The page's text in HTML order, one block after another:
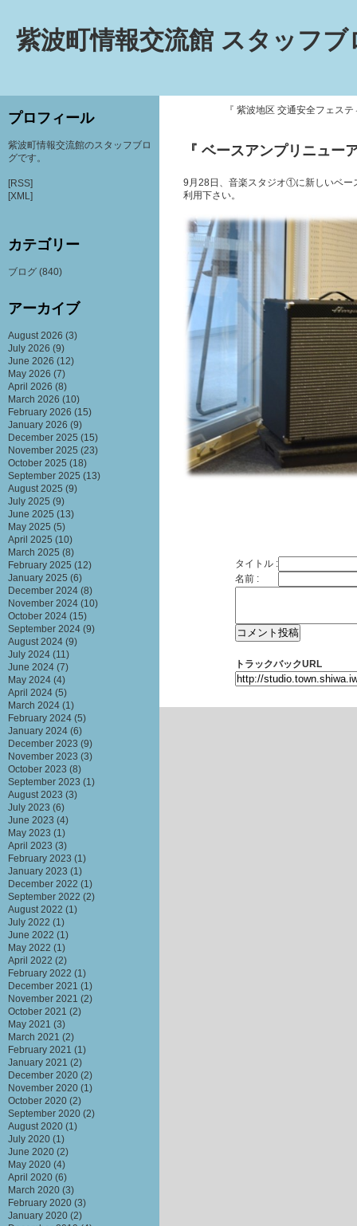
紫波町情報交流館 スタッフブ
『 紫波地区 交通安全フェス
『 ベースアンプリニュー
9月28日、音楽スタジオ①に新しいベ
利用下さい。
タイトル :
名前 :
トラックバックURL
プロフィール
紫波町情報交流館のスタッフブロ
グです。
[RSS]
[XML]
カテゴリー
ブログ (840)
アーカイブ
August 2026 (3)
July 2026 (9)
June 2026 (12)
May 2026 (7)
April 2026 (8)
March 2026 (10)
February 2026 (15)
January 2026 (9)
December 2025 (15)
November 2025 (23)
October 2025 (18)
September 2025 (13)
August 2025 (9)
July 2025 (9)
June 2025 (13)
May 2025 (5)
April 2025 (10)
March 2025 (8)
February 2025 (12)
January 2025 (6)
December 2024 (8)
November 2024 (10)
October 2024 (15)
September 2024 (9)
August 2024 (9)
July 2024 (11)
June 2024 (7)
May 2024 (4)
April 2024 (5)
March 2024 (1)
February 2024 (5)
January 2024 (6)
December 2023 (9)
November 2023 (3)
October 2023 (8)
September 2023 (1)
August 2023 (3)
July 2023 (6)
June 2023 (4)
May 2023 (1)
April 2023 (3)
February 2023 (1)
January 2023 (1)
December 2022 (1)
September 2022 (2)
August 2022 (1)
July 2022 (1)
June 2022 (1)
May 2022 (1)
April 2022 (2)
February 2022 (1)
December 2021 (1)
November 2021 (2)
October 2021 (2)
May 2021 (3)
March 2021 (2)
February 2021 (1)
January 2021 (2)
December 2020 (2)
November 2020 (1)
October 2020 (2)
September 2020 (2)
August 2020 (1)
July 2020 (1)
June 2020 (2)
May 2020 (4)
April 2020 (6)
March 2020 (3)
February 2020 (3)
January 2020 (2)